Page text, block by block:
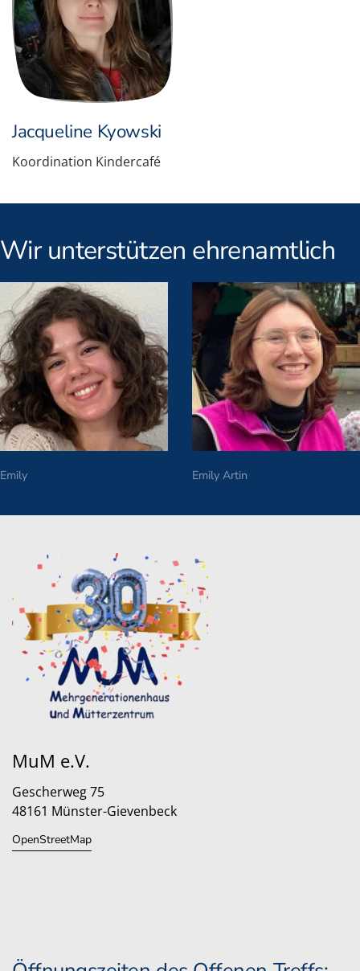
Jacqueline Kyowski
Koordination Kindercafé
Wir unterstützen ehrenamtlich
Emily Emily Artin
MuM e.V.
Gescherweg 75
48161 Münster-Gievenbeck
OpenStreetMap